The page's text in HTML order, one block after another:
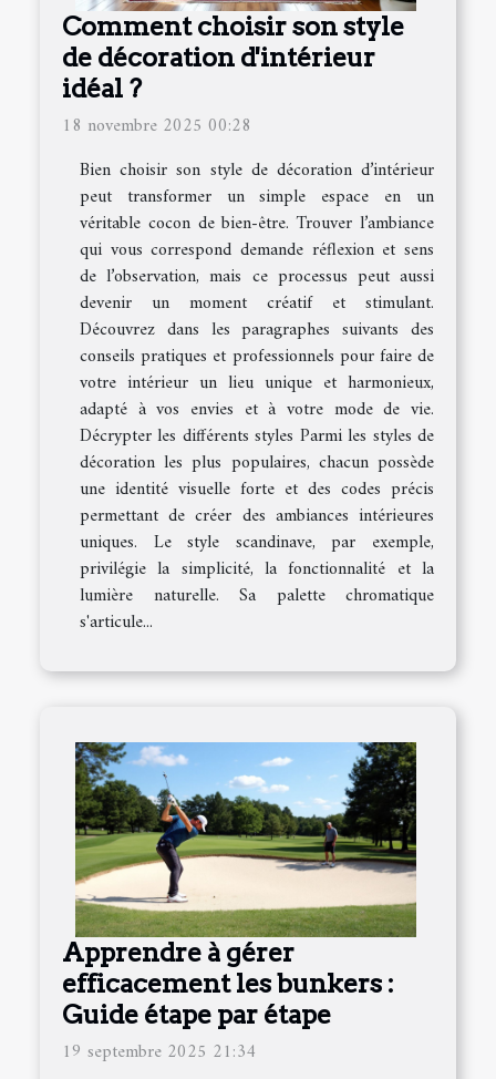
Comment choisir son style
de décoration d'intérieur
idéal ?
18 novembre 2025 00:28
Bien choisir son style de décoration d’intérieur
peut transformer un simple espace en un
véritable cocon de bien-être. Trouver l’ambiance
qui vous correspond demande réflexion et sens
de l’observation, mais ce processus peut aussi
devenir un moment créatif et stimulant.
Découvrez dans les paragraphes suivants des
conseils pratiques et professionnels pour faire de
votre intérieur un lieu unique et harmonieux,
adapté à vos envies et à votre mode de vie.
Décrypter les différents styles Parmi les styles de
décoration les plus populaires, chacun possède
une identité visuelle forte et des codes précis
permettant de créer des ambiances intérieures
uniques. Le style scandinave, par exemple,
privilégie la simplicité, la fonctionnalité et la
lumière naturelle. Sa palette chromatique
s'articule...
Apprendre à gérer
efficacement les bunkers :
Guide étape par étape
19 septembre 2025 21:34